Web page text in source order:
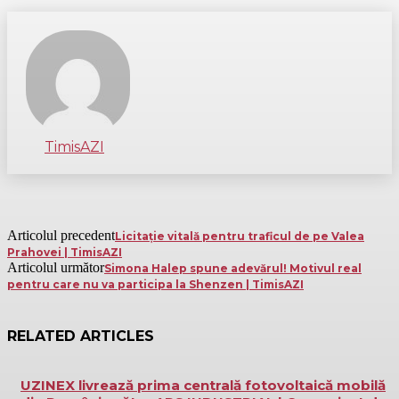
TimisAZI
Articolul precedentLicitație vitală pentru traficul de pe Valea
Prahovei | TimisAZI
Articolul următorSimona Halep spune adevărul! Motivul real
pentru care nu va participa la Shenzen | TimisAZI
RELATED ARTICLES
UZINEX livrează prima centrală fotovoltaică mobilă